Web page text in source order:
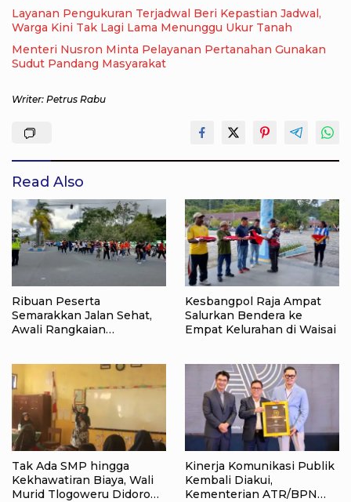
Layanan Pengukuran Terjadwal Beri Kepastian Jadwal,
Warga Kini Tak Lagi Lama Menunggu Ukur Tanah
Menteri Nusron Minta Pelayanan Pertanahan Gunakan
Sudut Pandang Masyarakat
Writer: Petrus Rabu
Read Also
Ribuan Peserta
Semarakkan Jalan Sehat,
Awali Rangkaian
Ampat
Kesbangpol Raja Ampat
Salurkan Bendera ke
Empat Kelurahan di Waisai
Tak Ada SMP hingga
Kekhawatiran Biaya, Wali
Murid Tlogoweru Didorong
Kinerja Komunikasi Publik
Kembali Diakui,
Kementerian ATR/BPN